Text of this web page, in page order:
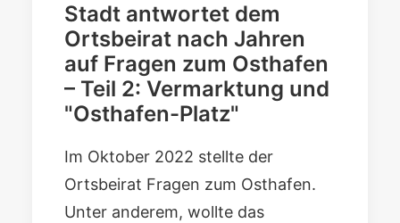
Stadt antwortet dem
Ortsbeirat nach Jahren
auf Fragen zum Osthafen
– Teil 2: Vermarktung und
"Osthafen-Platz"
Im Oktober 2022 stellte der
Ortsbeirat Fragen zum Osthafen.
Unter anderem, wollte das